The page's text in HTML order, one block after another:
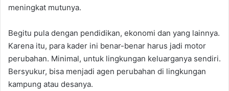
meningkat mutunya.
Begitu pula dengan pendidikan, ekonomi dan yang lainnya.
Karena itu, para kader ini benar-benar harus jadi motor
perubahan. Minimal, untuk lingkungan keluarganya sendiri.
Bersyukur, bisa menjadi agen perubahan di lingkungan
kampung atau desanya.